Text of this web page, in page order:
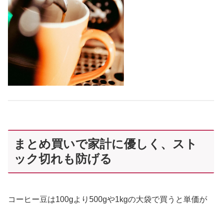
まとめ買いで家計に優しく、スト
ック切れも防げる
コーヒー豆は100gより500gや1kgの大袋で買うと単価が